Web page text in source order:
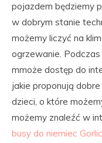
pojazdem będziemy
w dobrym stanie
możemy liczyć na
ogrzewanie. Podczas
mmoże dostęp do
jakie proponują
dzieci, o które
możemy znaleźć w
busy do niemiec